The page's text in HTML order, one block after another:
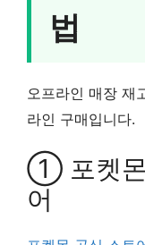
법
오프라인 매장 재
라인 구매입니다.
① 포켓몬
어